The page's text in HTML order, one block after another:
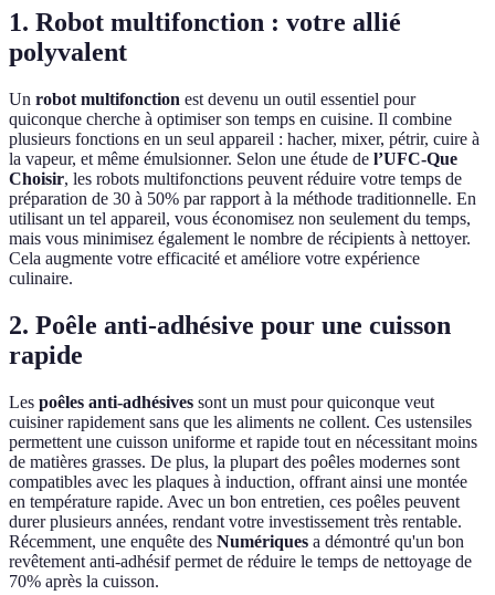
1. Robot multifonction : votre allié
polyvalent
Un robot multifonction est devenu un outil essentiel pour
quiconque cherche à optimiser son temps en cuisine. Il combine
plusieurs fonctions en un seul appareil : hacher, mixer, pétrir, cuire à
la vapeur, et même émulsionner. Selon une étude de l’UFC-Que
Choisir, les robots multifonctions peuvent réduire votre temps de
préparation de 30 à 50% par rapport à la méthode traditionnelle. En
utilisant un tel appareil, vous économisez non seulement du temps,
mais vous minimisez également le nombre de récipients à nettoyer.
Cela augmente votre efficacité et améliore votre expérience
culinaire.
2. Poêle anti-adhésive pour une cuisson
rapide
Les poêles anti-adhésives sont un must pour quiconque veut
cuisiner rapidement sans que les aliments ne collent. Ces ustensiles
permettent une cuisson uniforme et rapide tout en nécessitant moins
de matières grasses. De plus, la plupart des poêles modernes sont
compatibles avec les plaques à induction, offrant ainsi une montée
en température rapide. Avec un bon entretien, ces poêles peuvent
durer plusieurs années, rendant votre investissement très rentable.
Récemment, une enquête des Numériques a démontré qu'un bon
revêtement anti-adhésif permet de réduire le temps de nettoyage de
70% après la cuisson.